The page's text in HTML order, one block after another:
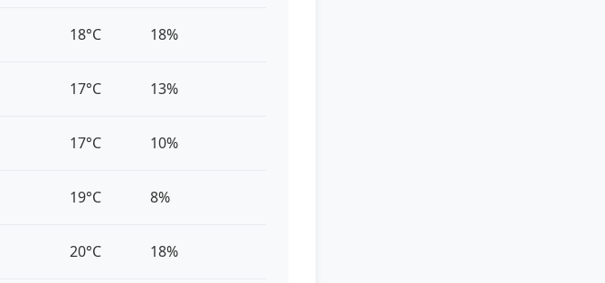
18°C 18%
17°C 13%
17°C 10%
19°C 8%
20°C 18%